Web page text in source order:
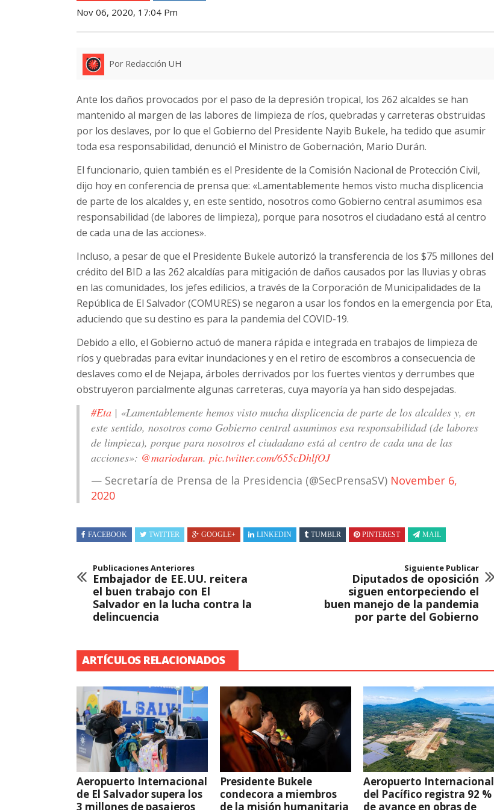
Nov 06, 2020, 17:04 Pm
Por Redacción UH
Ante los daños provocados por el paso de la depresión tropical, los 262 alcaldes se han
mantenido al margen de las labores de limpieza de ríos, quebradas y carreteras obstruidas
por los deslaves, por lo que el Gobierno del Presidente Nayib Bukele, ha tedido que asumir
toda esa responsabilidad, denunció el Ministro de Gobernación, Mario Durán.
El funcionario, quien también es el Presidente de la Comisión Nacional de Protección Civil,
dijo hoy en conferencia de prensa que: «Lamentablemente hemos visto mucha displicencia
de parte de los alcaldes y, en este sentido, nosotros como Gobierno central asumimos esa
responsabilidad (de labores de limpieza), porque para nosotros el ciudadano está al centro
de cada una de las acciones».
Incluso, a pesar de que el Presidente Bukele autorizó la transferencia de los $75 millones del
crédito del BID a las 262 alcaldías para mitigación de daños causados por las lluvias y obras
en las comunidades, los jefes edilicios, a través de la Corporación de Municipalidades de la
República de El Salvador (COMURES) se negaron a usar los fondos en la emergencia por Eta,
aduciendo que su destino es para la pandemia del COVID-19.
Debido a ello, el Gobierno actuó de manera rápida e integrada en trabajos de limpieza de
ríos y quebradas para evitar inundaciones y en el retiro de escombros a consecuencia de
deslaves como el de Nejapa, árboles derrivados por los fuertes vientos y derrumbes que
obstruyeron parcialmente algunas carreteras, cuya mayoría ya han sido despejadas.
#Eta | «Lamentablemente hemos visto mucha displicencia de parte de los alcaldes y, en
este sentido, nosotros como Gobierno central asumimos esa responsabilidad (de labores
de limpieza), porque para nosotros el ciudadano está al centro de cada una de las
acciones»: @marioduran. pic.twitter.com/655cDhlfOJ
— Secretaría de Prensa de la Presidencia (@SecPrensaSV) November 6,
2020
FACEBOOK TWITTER GOOGLE+ LINKEDIN TUMBLR PINTEREST MAIL
Publicaciones Anteriores
Embajador de EE.UU. reitera
el buen trabajo con El
Salvador en la lucha contra la
delincuencia
Siguiente Publicar
Diputados de oposición
siguen entorpeciendo el
buen manejo de la pandemia
por parte del Gobierno
ARTÍCULOS RELACIONADOS
Aeropuerto Internacional
de El Salvador supera los
3 millones de pasajeros
Presidente Bukele
condecora a miembros
de la misión humanitaria
Aeropuerto Internacional
del Pacífico registra 92 %
de avance en obras de